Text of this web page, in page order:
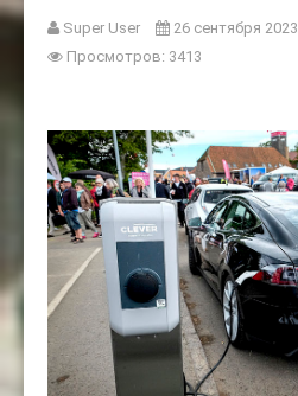
Super User
26 сентября 2023
Просмотров: 3413